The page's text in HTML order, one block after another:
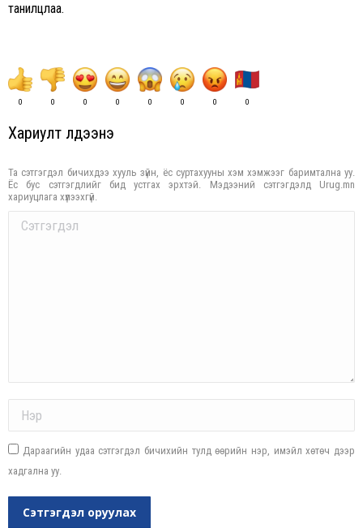
танилцлаа.
0 0 0 0 0 0 0 0
Хариулт үлдээнэ үү
Та сэтгэгдэл бичихдээ хууль зүйн, ёс суртахууны хэм хэмжээг баримтална уу.
Ёс бус сэтгэгдлийг бид устгах эрхтэй. Мэдээний сэтгэгдэлд Urug.mn
хариуцлага хүлээхгүй.
Comment
Дараагийн удаа сэтгэгдэл бичихийн тулд өөрийн нэр, имэйл хөтөч дээр
хадгална уу.
Сэтгэгдэл оруулах